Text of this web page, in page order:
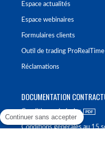
Espace actualités
Espace webinaires
Formulaires clients
Outil de trading ProRealTime
Réclamations
DOCUMENTATION
Conditions générales
Conditions générales au 15
Continuer sans accepter